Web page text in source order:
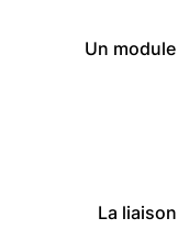
Un
La